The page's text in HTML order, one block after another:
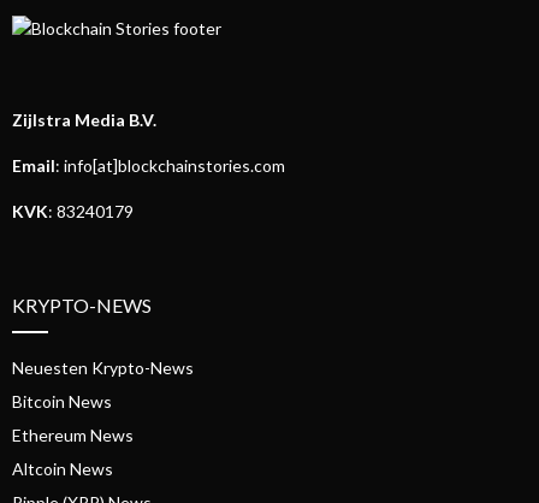
Zijlstra Media B.V.
Email: info[at]blockchainstories.com
KVK: 83240179
KRYPTO-NEWS
Neuesten Krypto-News
Bitcoin News
Ethereum News
Altcoin News